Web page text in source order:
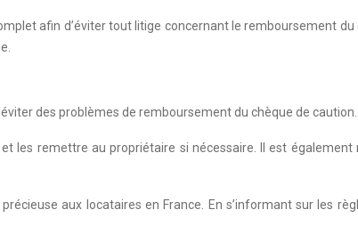
afin d’éviter tout litige concernant le remboursement
des problèmes de remboursement du chèque de caution.
les remettre au propriétaire si nécessaire. Il est
aux locataires en France. En s’informant sur les